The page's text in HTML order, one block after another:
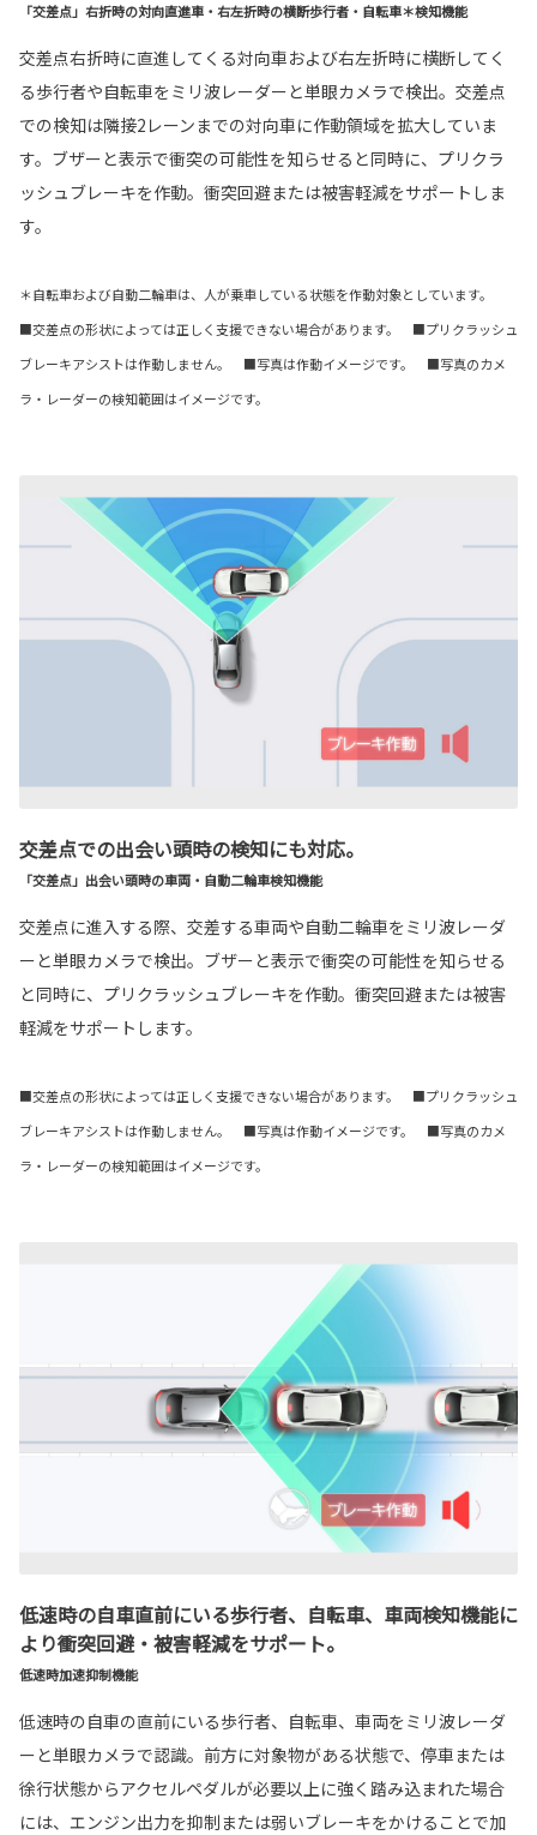
「交差点」右折時の対向直進車・右左折時の横断歩行者・自転車＊検知機能
交差点右折時に直進してくる対向車および右左折時に横断してく
る歩行者や自転車をミリ波レーダーと単眼カメラで検出。交差点
での検知は隣接2レーンまでの対向車に作動領域を拡大していま
す。ブザーと表示で衝突の可能性を知らせると同時に、プリクラ
ッシュブレーキを作動。衝突回避または被害軽減をサポートしま
す。
＊自転車および自動二輪車は、人が乗車している状態を作動対象としています。
■交差点の形状によっては正しく支援できない場合があります。 ■プリクラッシュ
ブレーキアシストは作動しません。 ■写真は作動イメージです。 ■写真のカメ
ラ・レーダーの検知範囲はイメージです。
交差点での出会い頭時の検知にも対応。
「交差点」出会い頭時の車両・自動二輪車検知機能
交差点に進入する際、交差する車両や自動二輪車をミリ波レーダ
ーと単眼カメラで検出。ブザーと表示で衝突の可能性を知らせる
と同時に、プリクラッシュブレーキを作動。衝突回避または被害
軽減をサポートします。
■交差点の形状によっては正しく支援できない場合があります。 ■プリクラッシュ
ブレーキアシストは作動しません。 ■写真は作動イメージです。 ■写真のカメ
ラ・レーダーの検知範囲はイメージです。
低速時の自車直前にいる歩行者、自転車、車両検知機能に
より衝突回避・被害軽減をサポート。
低速時加速抑制機能
低速時の自車の直前にいる歩行者、自転車、車両をミリ波レーダ
ーと単眼カメラで認識。前方に対象物がある状態で、停車または
徐行状態からアクセルペダルが必要以上に強く踏み込まれた場合
には、エンジン出力を抑制または弱いブレーキをかけることで加